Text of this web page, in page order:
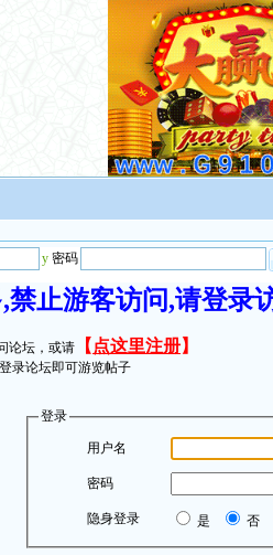
,禁止游客访问,请登
论坛，或请 【 点这里注册】
录论坛即可游览帖子
登录
用户名
密码
隐身登录 是 否